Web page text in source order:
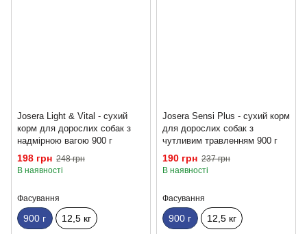
Josera Light & Vital - сухий
корм для дорослих собак з
надмірною вагою 900 г
198 грн 248 грн
В наявності
Фасування
900 г 12,5 кг
Josera Sensi Plus - сухий корм
для дорослих собак з
чутливим травленням 900 г
190 грн 237 грн
В наявності
Фасування
900 г 12,5 кг